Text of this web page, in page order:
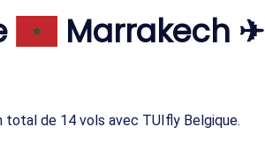
Marrakech ✈
total de 14 vols avec TUIfly Belgique.